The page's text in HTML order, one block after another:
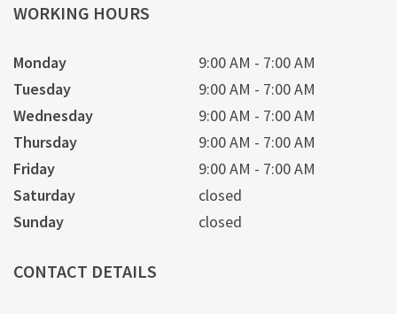
WORKING HOURS
Monday 9:00 AM
7:00 AM
Tuesday
9:00 AM
7:00 AM
Wednesday
9:00 AM
7:00 AM
Thursday
9:00 AM
7:00 AM
Friday
9:00 AM
7:00 AM
Saturday
closed
Sunday
closed
CONTACT DETAILS